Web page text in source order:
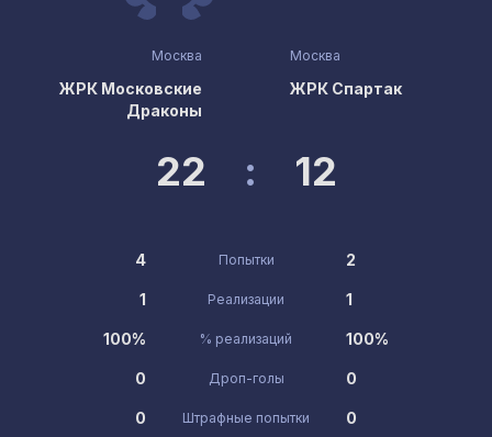
Москва
ЖРК Московские
Драконы
22 : 12
Москва
ЖРК Спартак
4 Попытки 2
1 Реализации 1
100% % реализаций 100%
0 Дроп-голы 0
0 Штрафные попытки 0